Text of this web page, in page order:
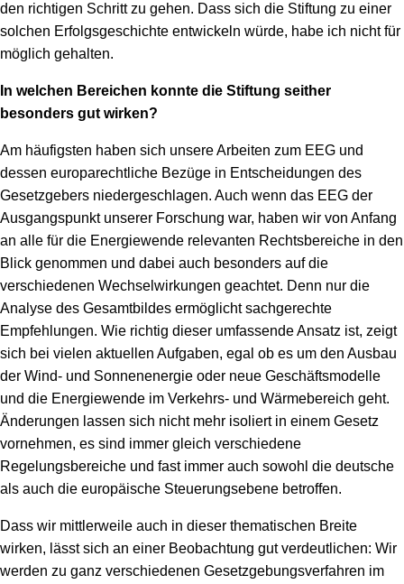
den richtigen Schritt zu gehen. Dass sich die Stiftung zu einer
solchen Erfolgsgeschichte entwickeln würde, habe ich nicht für
möglich gehalten.
In welchen Bereichen konnte die Stiftung seither
besonders gut wirken?
Am häufigsten haben sich unsere Arbeiten zum EEG und
dessen europarechtliche Bezüge in Entscheidungen des
Gesetzgebers niedergeschlagen. Auch wenn das EEG der
Ausgangspunkt unserer Forschung war, haben wir von Anfang
an alle für die Energiewende relevanten Rechtsbereiche in den
Blick genommen und dabei auch besonders auf die
verschiedenen Wechselwirkungen geachtet. Denn nur die
Analyse des Gesamtbildes ermöglicht sachgerechte
Empfehlungen. Wie richtig dieser umfassende Ansatz ist, zeigt
sich bei vielen aktuellen Aufgaben, egal ob es um den Ausbau
der Wind- und Sonnenenergie oder neue Geschäftsmodelle
und die Energiewende im Verkehrs- und Wärmebereich geht.
Änderungen lassen sich nicht mehr isoliert in einem Gesetz
vornehmen, es sind immer gleich verschiedene
Regelungsbereiche und fast immer auch sowohl die deutsche
als auch die europäische Steuerungsebene betroffen.
Dass wir mittlerweile auch in dieser thematischen Breite
wirken, lässt sich an einer Beobachtung gut verdeutlichen: Wir
werden zu ganz verschiedenen Gesetzgebungsverfahren im